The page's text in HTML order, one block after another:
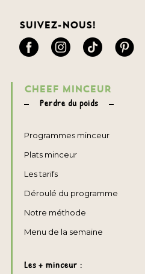
Suivez-nous!
CHEEF MINCEUR
Perdre du poids
Programmes minceur
Plats minceur
Les tarifs
Déroulé du programme
Notre méthode
Menu de la semaine
Les + minceur :